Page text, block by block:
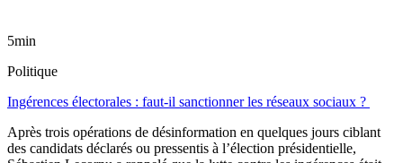
5min
Politique
Ingérences électorales : faut-il sanctionner les réseaux sociaux ?
Après trois opérations de désinformation en quelques jours ciblant
des candidats déclarés ou pressentis à l’élection présidentielle,